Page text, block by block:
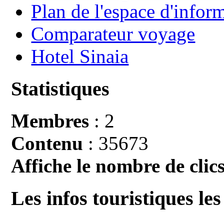
Plan de l'espace
Comparateur voyage
Hotel Sinaia
Statistiques
Membres : 2
Contenu : 35673
Affiche le nombre de
Les infos touristiques